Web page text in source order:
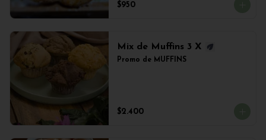
$950
Mix de Muffins 3 X
Promo de MUFFINS
$2.400